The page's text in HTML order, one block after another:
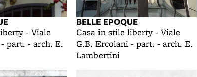
- Viale
part. - arch. E.
BELLE EPOQUE
Casa in stile liberty - Viale
G.B. Ercolani - part. - arch. E.
Lambertini